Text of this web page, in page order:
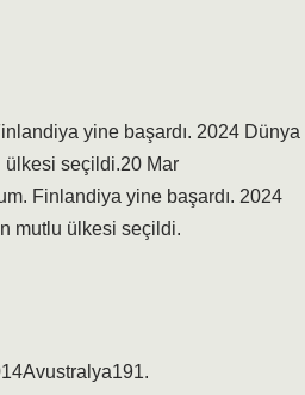
yine başardı. 2024 Dünya
ülkesi seçildi.20 Mar
Finlandiya yine başardı. 2024
mutlu ülkesi seçildi.